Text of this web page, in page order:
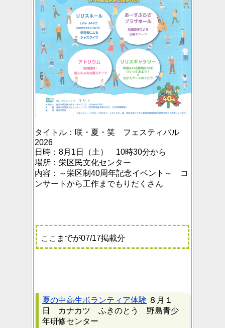
タイトル： 咲・夏・笑 フェスティバル
2026
日時： 8月1日（土） 10時30分から
場所： 栄区民文化センター
内容： ～栄区制40周年記念イベント～ コ
ンサートから工作までもりだくさん
ここまでが07/17掲載分
夏の中高生ボランティア体験 ８月１
日 カナカツ ふきのとう 野島青少
年研修センター